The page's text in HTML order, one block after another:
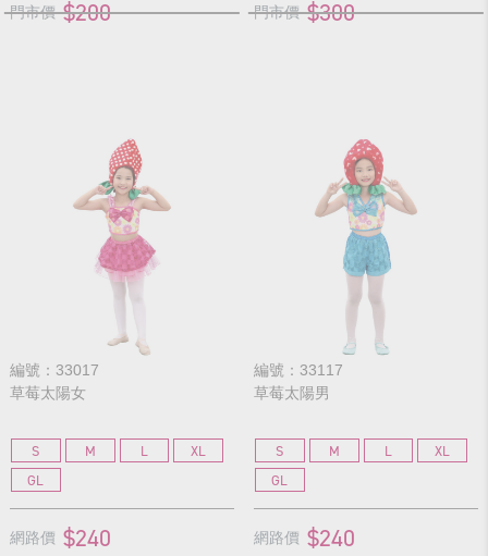
門市價 $200 門市價 $300
編號：33017
草莓太陽女
S M L
XL
GL
網路價 $240
編號：33117
草莓太陽男
S M L
XL
GL
網路價 $240